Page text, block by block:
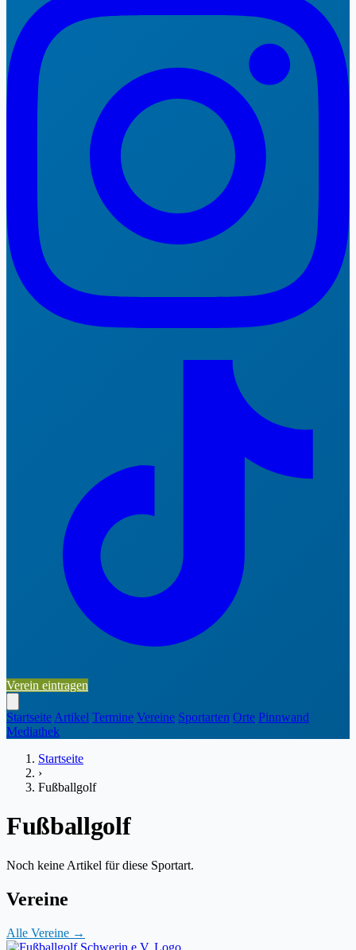
Verein eintragen
Startseite Artikel Termine Vereine Sportarten Orte Pinnwand
Mediathek
Startseite
›
Fußballgolf
Fußballgolf
Noch keine Artikel für diese Sportart.
Vereine
Alle Vereine →